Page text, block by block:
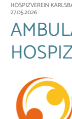
HOSPIZVEREIN
27.05.2026